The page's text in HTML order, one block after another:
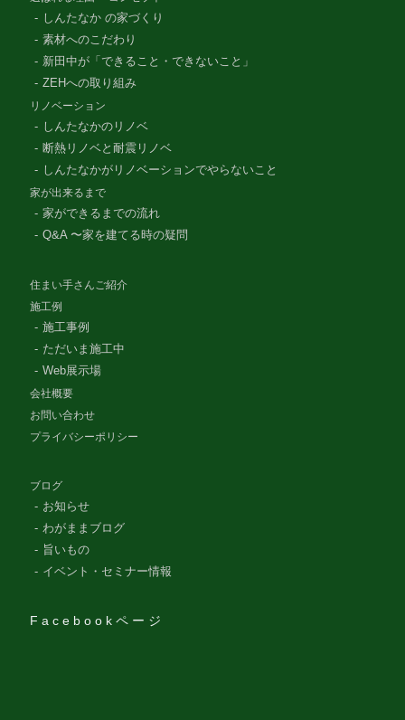
しんたなか の家づくり
素材へのこだわり
新田中が「できること・できないこと」
ZEHへの取り組み
リノベーション
しんたなかのリノベ
断熱リノベと耐震リノベ
しんたなかがリノベーションでやらないこと
家が出来るまで
家ができるまでの流れ
Q&A 〜家を建てる時の疑問
住まい手さんご紹介
施工例
施工事例
ただいま施工中
Web展示場
会社概要
お問い合わせ
プライバシーポリシー
ブログ
お知らせ
わがままブログ
旨いもの
イベント・セミナー情報
Facebookページ